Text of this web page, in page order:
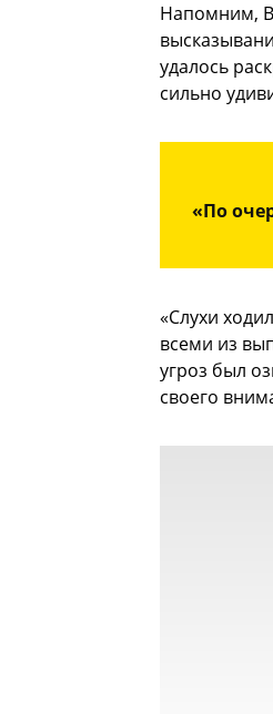
Напомним,
удалось
сильно
«По
«Слухи
всеми из
угроз был
своего